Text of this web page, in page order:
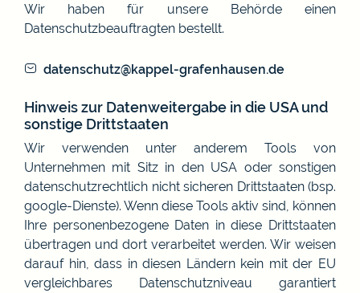
Wir haben für unsere Behörde einen
Datenschutzbeauftragten bestellt.
datenschutz@kappel-grafenhausen.de
Hinweis zur Datenweitergabe in die USA und
sonstige Drittstaaten
Wir verwenden unter anderem Tools von
Unternehmen mit Sitz in den USA oder sonstigen
datenschutzrechtlich nicht sicheren Drittstaaten (bsp.
google-Dienste). Wenn diese Tools aktiv sind, können
Ihre personenbezogene Daten in diese Drittstaaten
übertragen und dort verarbeitet werden. Wir weisen
darauf hin, dass in diesen Ländern kein mit der EU
vergleichbares Datenschutzniveau garantiert